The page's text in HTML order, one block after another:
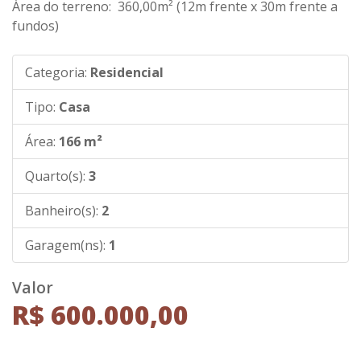
Área do terreno: 360,00m² (12m frente x 30m frente a
fundos)
Categoria: Residencial
Tipo: Casa
Área: 166 m²
Quarto(s): 3
Banheiro(s): 2
Garagem(ns): 1
Valor
R$ 600.000,00